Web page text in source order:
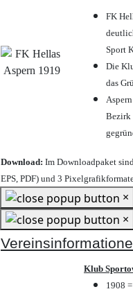
FK
Sport
Die
das
Bezirk
Download: Im Downloadpaket
EPS, PDF) und 3
×
×
Klub
1908